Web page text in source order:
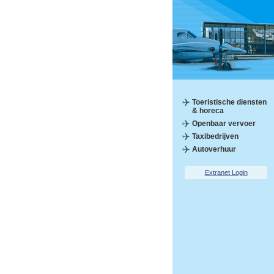
Toeristische diensten
& horeca
Openbaar vervoer
Taxibedrijven
Autoverhuur
Extranet Login